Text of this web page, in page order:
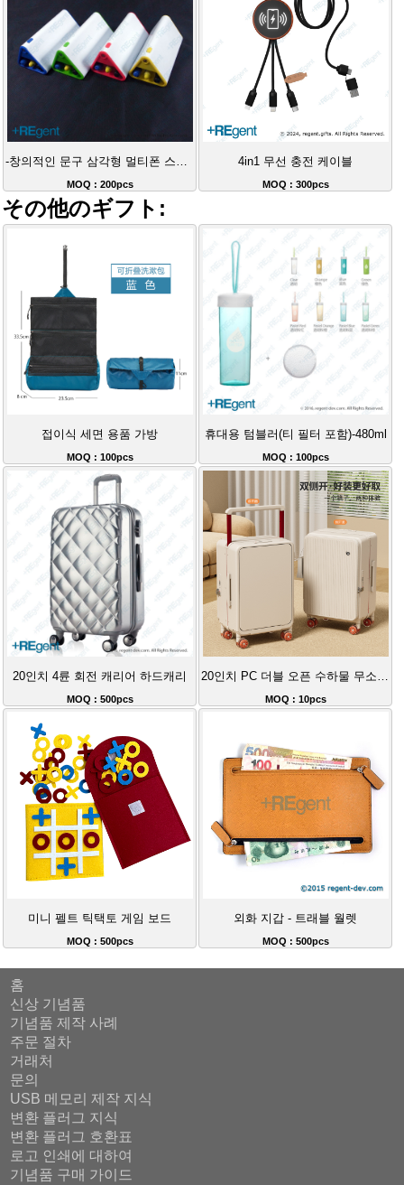
MOQ : 200pcs
4in1 무선 충전 케이블
MOQ : 300pcs
その他のギフト:
접이식 세면 용품 가방
MOQ : 100pcs
휴대용 텀블러(티 필터 포함)-480ml
MOQ : 100pcs
20인치 4륜 회전 캐리어 하드캐리
MOQ : 500pcs
20인치 PC 더블 오픈 수하물 무소음 바퀴 여행용 캐리어
MOQ : 10pcs
미니 펠트 틱택토 게임 보드
MOQ : 500pcs
외화 지갑 - 트래블 월렛
MOQ : 500pcs
홈
신상 기념품
기념품 제작 사례
주문 절차
거래처
문의
USB 메모리 제작 지식
변환 플러그 지식
변환 플러그 호환표
로고 인쇄에 대하여
기념품 구매 가이드